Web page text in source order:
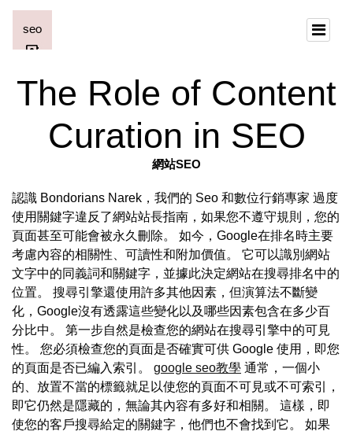
The Role of Content
Curation in SEO
網站SEO
認識 Bondorians Narek，我們的 Seo 和數位行銷專家 過度
使用關鍵字違反了網站站長指南，如果您不遵守規則，您的
頁面甚至可能會被永久刪除。 如今，Google在排名時主要
考慮內容的相關性、可讀性和附加價值。 它可以識別網站
文字中的同義詞和關鍵字，並據此決定網站在搜尋排名中的
位置。 搜尋引擎還使用許多其他因素，但演算法不斷變
化，Google沒有透露這些變化以及哪些因素包含在多少百
分比中。 第一步自然是檢查您的網站在搜尋引擎中的可見
性。 您必須檢查您的頁面是否確實可供 Google 使用，即您
的頁面是否已編入索引。 google seo教學 通常，一個小
的、放置不當的標籤就足以使您的頁面不可見或不可索引，
即它仍然是隱藏的，無論其內容有多好和相關。 這樣，即
使您的客戶搜尋給定的關鍵字，他們也不會找到它。 如果